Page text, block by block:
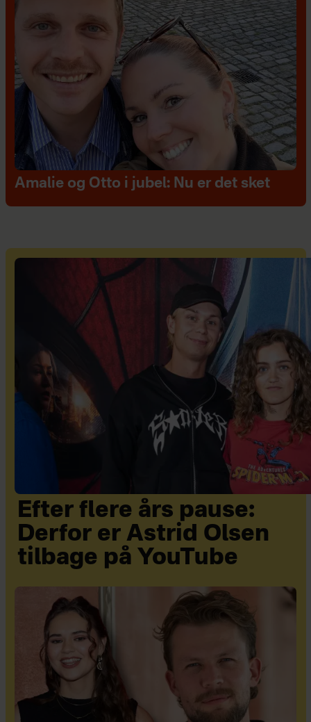
Amalie og Otto i jubel: Nu er det sket
Efter flere års pause:
Derfor er Astrid Olsen
tilbage på YouTube